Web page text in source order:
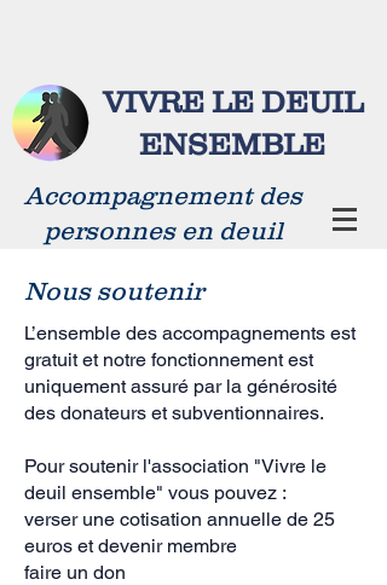
VIVRE LE DEUIL
ENSEMBLE
Accompagnement des
personnes en deuil
Nous soutenir
L’ensemble des accompagnements est
gratuit et notre fonctionnement est
uniquement assuré par la générosité
des donateurs et subventionnaires.
Pour soutenir l'association "Vivre le
deuil ensemble" vous pouvez :
verser une cotisation annuelle de 25
euros et devenir membre
faire un don